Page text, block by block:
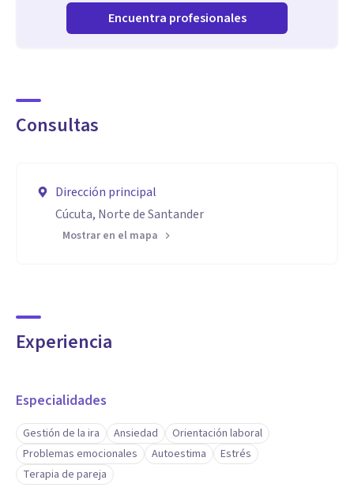
Encuentra profesionales
Consultas
Dirección principal
Cúcuta, Norte de Santander
Mostrar en el mapa
Experiencia
Especialidades
Gestión de la ira Ansiedad
Orientación laboral
Problemas emocionales
Autoestima
Estrés
Terapia de pareja